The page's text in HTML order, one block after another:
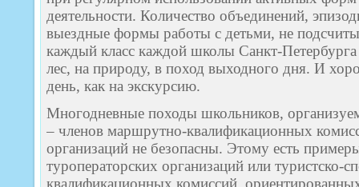
деятельности. Количество объединений,
выездные формы работы с детьми, не
каждый класс каждой школы Санкт-Петербурга
лес, на природу, в поход выходного дня. И
день, как на экскурсию.
Многодневные походы школьников,
– членов маршрутно-квалификационных
организаций не безопасны. Этому есть
туроператорских организаций или туристско-
квалификационных комиссий,